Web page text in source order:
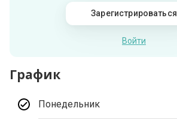
Зарегистрироваться
Войти
График
Понедельник